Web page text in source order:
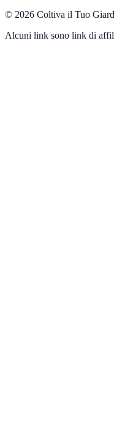
© 2026 Coltiva il Tuo
Alcuni link sono link di